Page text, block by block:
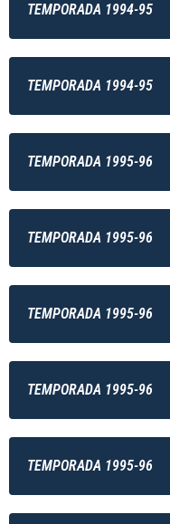
TEMPORADA 1994-95
TEMPORADA 1994-95
TEMPORADA 1995-96
TEMPORADA 1995-96
TEMPORADA 1995-96
TEMPORADA 1995-96
TEMPORADA 1995-96